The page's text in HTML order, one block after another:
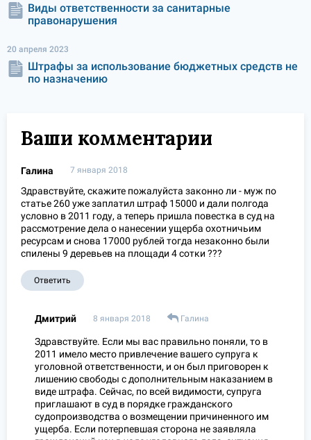
Виды ответственности за санитарные
правонарушения
20 апреля 2023
Штрафы за использование бюджетных средств не
по назначению
Ваши комментарии
Галина 7 января 2018
Здравствуйте, скажите пожалуйста законно ли - муж по
статье 260 уже заплатил штраф 15000 и дали полгода
условно в 2011 году, а теперь пришла повестка в суд на
рассмотрение дела о нанесении ущерба охотничьим
ресурсам и снова 17000 рублей тогда незаконно были
спилены 9 деревьев на площади 4 сотки ???
Ответить
Дмитрий 8 января 2018 Галина
Здравствуйте. Если мы вас правильно поняли, то в
2011 имело место привлечение вашего супруга к
уголовной ответственности, и он был приговорен к
лишению свободы с дополнительным наказанием в
виде штрафа. Сейчас, по всей видимости, супруга
приглашают в суд в порядке гражданского
судопроизводства о возмещении причиненного им
ущерба. Если потерпевшая сторона не заявляла